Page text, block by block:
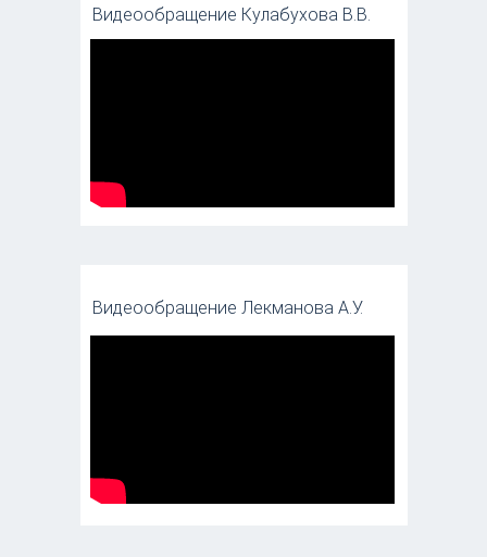
Видеообращение Кулабухова В.В.
Видеообращение Лекманова А.У.